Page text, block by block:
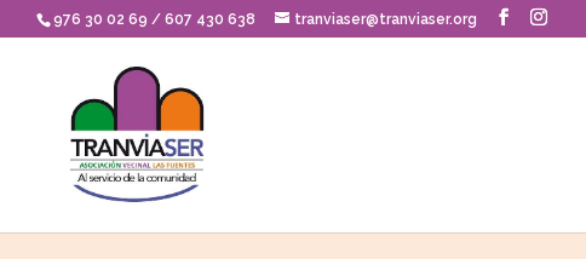
Skip
to
976 30 02 69 / 607 430 638 tranviaser@tranviaser.org